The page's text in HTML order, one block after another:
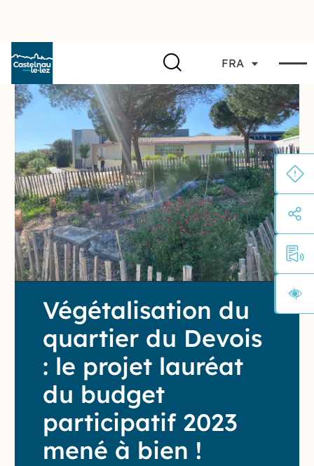
FRA
Végétalisation du
quartier du Devois
: le projet lauréat
du budget
participatif 2023
mené à bien !